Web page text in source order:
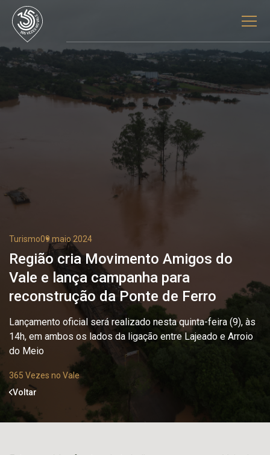
Turismo09 maio 2024
Região cria Movimento Amigos do
Vale e lança campanha para
reconstrução da Ponte de Ferro
Lançamento oficial será realizado nesta quinta-feira (9), às
14h, em ambos os lados da ligação entre Lajeado e Arroio
do Meio
365 Vezes no Vale
Voltar